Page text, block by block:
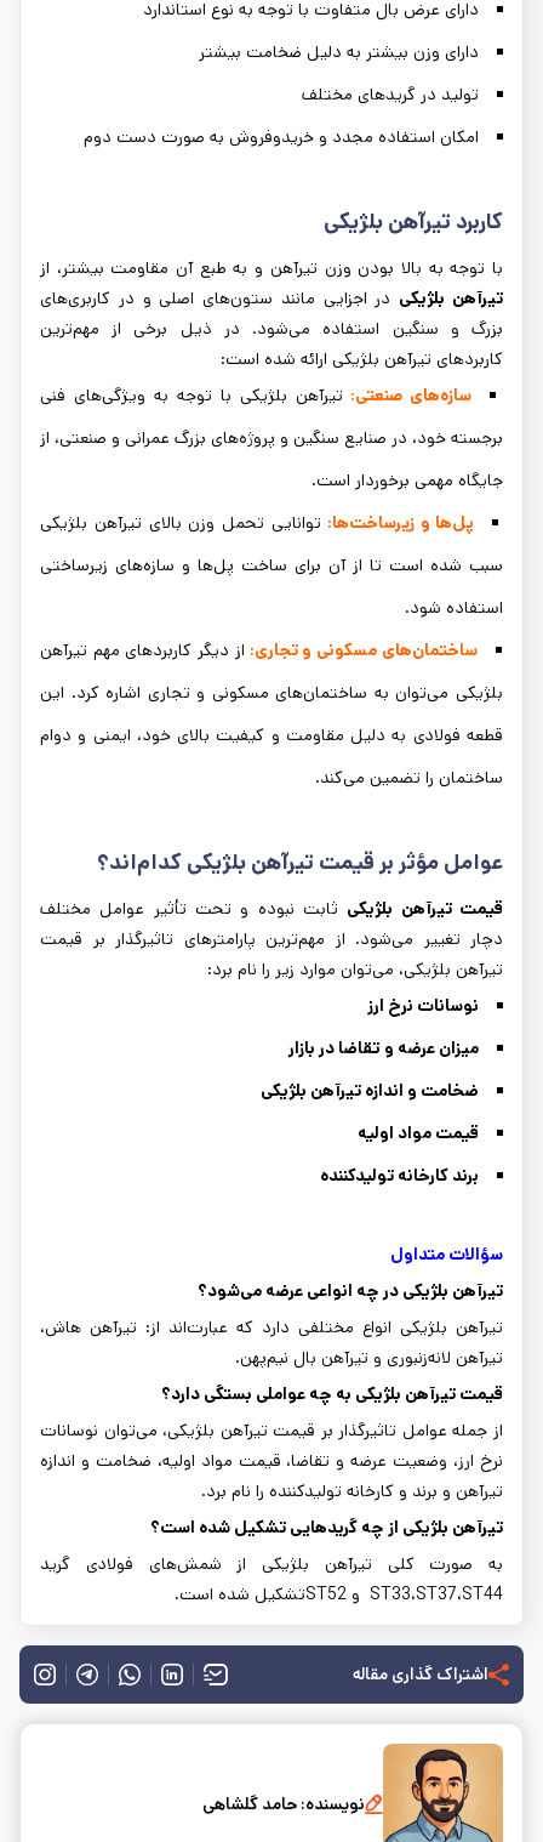
دارای عرض بال متفاوت با توجه به نوع استاندارد
دارای وزن بیشتر به دلیل ضخامت بیشتر
تولید در گریدهای مختلف
امکان استفاده مجدد و خریدوفروش به صورت دست دوم
کاربرد تیرآهن بلژیکی
با توجه به بالا بودن وزن تیرآهن و به طبع آن مقاومت بیشتر، از
تیرآهن بلژیکی در اجزایی مانند ستون‌های اصلی و در کاربری‌های
بزرگ و سنگین استفاده می‌شود. در ذیل برخی از مهم‌ترین
کاربردهای تیرآهن بلژیکی ارائه شده است:
سازه‌های صنعتی: تیرآهن بلژیکی با توجه به ویژگی‌های فنی
برجسته خود، در صنایع سنگین و پروژه‌های بزرگ عمرانی و صنعتی، از
جایگاه مهمی برخوردار است.
پل‌ها و زیرساخت‌ها: توانایی تحمل وزن بالای تیرآهن بلژیکی
سبب شده است تا از آن برای ساخت پل‌ها و سازه‌های زیرساختی
استفاده شود.
ساختمان‌های مسکونی و تجاری: از دیگر کاربردهای مهم تیرآهن
بلژیکی می‌توان به ساختمان‌های مسکونی و تجاری اشاره کرد. این
قطعه فولادی به دلیل مقاومت و کیفیت بالای خود، ایمنی و دوام
ساختمان را تضمین می‌کند.
عوامل مؤثر بر قیمت تیرآهن بلژیکی کدام‌اند؟
قیمت تیرآهن بلژیکی ثابت نبوده و تحت تأثیر عوامل مختلف
دچار تغییر می‌شود. از مهم‌ترین پارامترهای تاثیرگذار بر قیمت
تیرآهن بلژیکی، می‌توان موارد زیر را نام برد:
نوسانات نرخ ارز
میزان عرضه و تقاضا در بازار
ضخامت و اندازه تیرآهن بلژیکی
قیمت مواد اولیه
برند کارخانه تولیدکننده
سؤالات متداول
تیرآهن بلژیکی در چه انواعی عرضه می‌شود؟
تیرآهن بلژیکی انواع مختلفی دارد که عبارت‌اند از: تیرآهن هاش،
تیرآهن لانه‌زنبوری و تیرآهن بال نیم‌پهن.
قیمت تیرآهن بلژیکی به چه عواملی بستگی دارد؟
از جمله عوامل تاثیرگذار بر قیمت تیرآهن بلژیکی، می‌توان نوسانات
نرخ ارز، وضعیت عرضه و تقاضا، قیمت مواد اولیه، ضخامت و اندازه
تیرآهن و برند و کارخانه تولیدکننده را نام برد.
تیرآهن بلژیکی از چه گریدهایی تشکیل شده است؟
به صورت کلی تیرآهن بلژیکی از شمش‌های فولادی گرید
ST33،ST37،ST44 و ST52تشکیل شده است.
اشتراک گذاری مقاله
نویسنده: حامد گلشاهی